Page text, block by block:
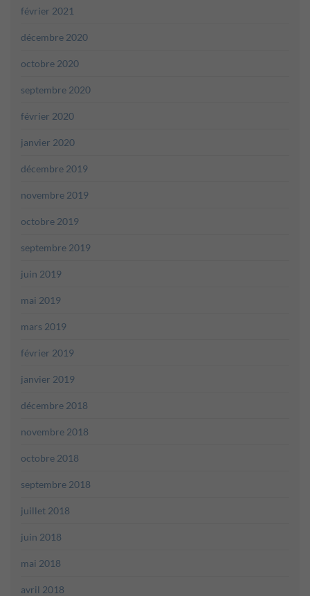
février 2021
décembre 2020
octobre 2020
septembre 2020
février 2020
janvier 2020
décembre 2019
novembre 2019
octobre 2019
septembre 2019
juin 2019
mai 2019
mars 2019
février 2019
janvier 2019
décembre 2018
novembre 2018
octobre 2018
septembre 2018
juillet 2018
juin 2018
mai 2018
avril 2018